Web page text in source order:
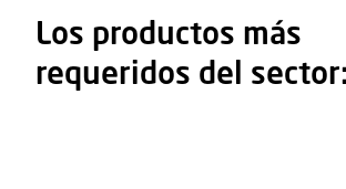
Los productos más
requeridos del sector: